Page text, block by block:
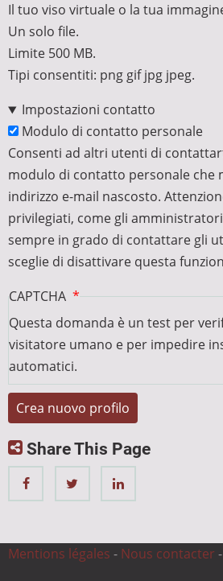
Il tuo viso virtuale o la tua
Un solo file.
Limite 500 MB.
Tipi consentiti: png gif jpg jpeg.
Impostazioni contatto
Modulo di contatto personale
Consenti ad altri utenti di
modulo di contatto personale che
indirizzo e-mail nascosto.
privilegiati, come gli
sempre in grado di contattare gli
sceglie di disattivare questa
CAPTCHA
Questa domanda è un test per
visitatore umano e per impedire
automatici.
Share This Page
Mentions légales - Nous contacter -